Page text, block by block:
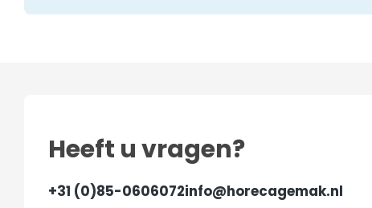
Heeft u vragen?
+31 (0)85-0606072info@horecagemak.nl